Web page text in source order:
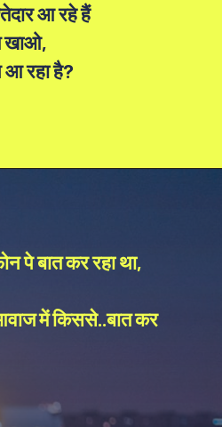
आ रहे हैं
खाओ,
आ रहा है?
पे बात कर रहा था,
आवाज में किससे..बात कर